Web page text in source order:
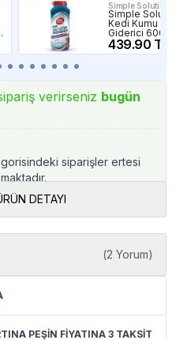
Simple Solution
Simple
Kedi Kumu
Giderici 600
439.90 TL
verirseniz bugün
siparişler ertesi
DETAYI
(2 Yorum)
PEŞİN FİYATINA 3 TAKSİT